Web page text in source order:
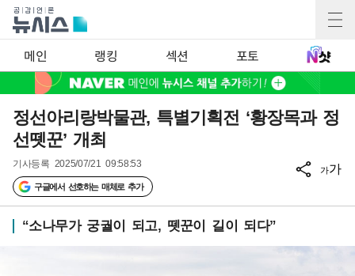
메인 랭킹 섹션 포토
정선아리랑박물관, 특별기획전 ‘황장목과 정
선뗏꾼’ 개최
기사등록 2025/07/21 09:58:53
구글에서 선호하는 매체로 추가
가가
“소나무가 궁궐이 되고, 뗏꾼이 길이 되다”